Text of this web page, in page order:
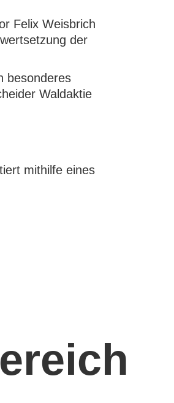
Felix Weisbrich
der
besonderes
Waldaktie
mithilfe eines